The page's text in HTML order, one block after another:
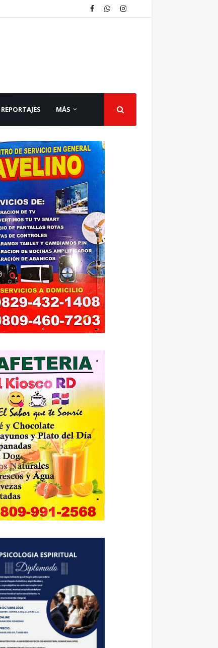
REPORTAJES MÁS